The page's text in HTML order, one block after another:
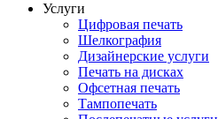
Услуги
Цифровая печать
Шелкография
Дизайнерские услуги
Печать на дисках
Офсетная печать
Тампопечать